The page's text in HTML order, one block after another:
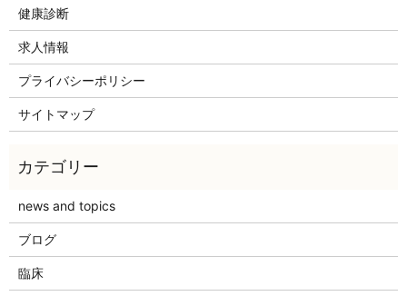
健康診断
求人情報
プライバシーポリシー
サイトマップ
news and topics
ブログ
臨床